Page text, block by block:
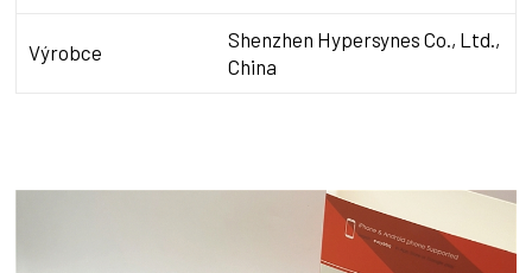
Výrobce
Shenzhen Hypersynes Co., Ltd. ,
China